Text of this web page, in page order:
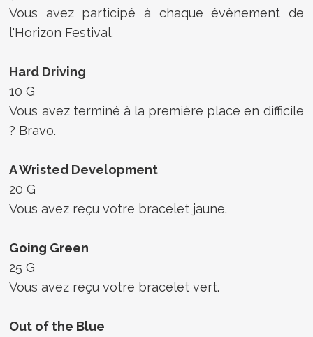
Vous avez participé à chaque évènement de
l'Horizon Festival.
Hard Driving
10 G
Vous avez terminé à la première place en difficile
? Bravo.
A Wristed Development
20 G
Vous avez reçu votre bracelet jaune.
Going Green
25 G
Vous avez reçu votre bracelet vert.
Out of the Blue